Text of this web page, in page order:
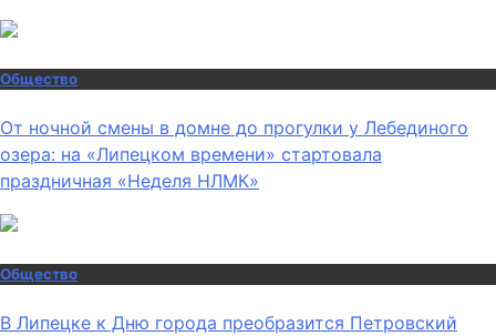
Общество
От ночной смены в домне до прогулки у Лебединого
озера: на «Липецком времени» стартовала
праздничная «Неделя НЛМК»
Общество
В Липецке к Дню города преобразится Петровский